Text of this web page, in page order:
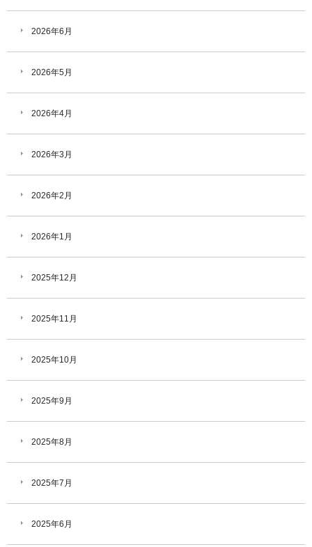
2026年6月
2026年5月
2026年4月
2026年3月
2026年2月
2026年1月
2025年12月
2025年11月
2025年10月
2025年9月
2025年8月
2025年7月
2025年6月